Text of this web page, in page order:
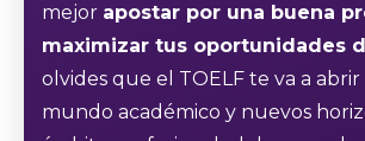
mejor apostar por una buena
maximizar tus oportunidades
olvides que el TOELF te va a
mundo académico y nuevos